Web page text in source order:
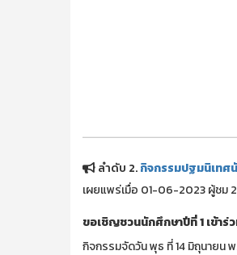
ลำดับ 2.กิจกรรมปฐมนิเทศ
เผยแพร่เมื่อ 01-06-2023 ผู้ชม
ขอเชิญชวนนักศึกษาปีที่ 1 เข้าร่
กิจกรรมจัดวัน พุธ ที่ 14 มิถุนายน